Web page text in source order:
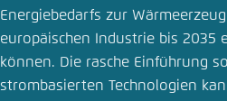
Energiebedarfs zur
europäischen Industrie bis 2035
können. Die rasche Einführung
strombasierten Technologien
AbbrechenAutomatisch